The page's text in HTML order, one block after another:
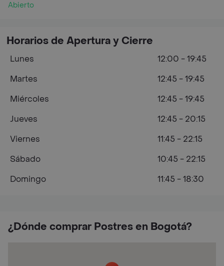
Abierto
¿Dónde comprar Postres en Bogotá?
Horarios de Apertura y Cierre
Lunes
12:00 - 19:45
Martes
12:45 - 19:45
Miércoles
12:45 - 19:45
Jueves
12:45 - 20:15
Viernes
11:45 - 22:15
Sábado
10:45 - 22:15
Domingo
11:45 - 18:30